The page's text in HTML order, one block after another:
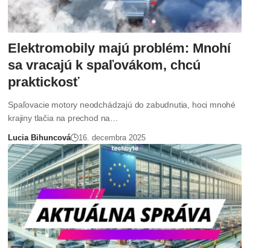
Elektromobily majú problém: Mnohí
sa vracajú k spaľovákom, chcú
praktickosť
Spaľovacie motory neodchádzajú do zabudnutia, hoci mnohé
krajiny tlačia na prechod na…
Lucia Bihuncová 16. decembra 2025